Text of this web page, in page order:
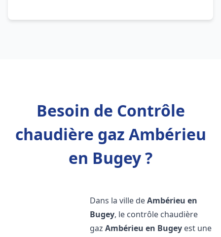
Besoin de Contrôle
chaudière gaz Ambérieu
en Bugey ?
Dans la ville deAmbérieu en
Bugey, le contrôle chaudière
gazAmbérieu en Bugey est une